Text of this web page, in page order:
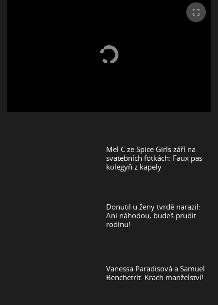
Mel C ze Spice Girls září na
svatebních fotkách: Faux pas
kolegyň z kapely
Donutil u ženy tvrdě narazil:
Ani náhodou, budeš prudit
rodinu!
Vanessa Paradisová a Samuel
Benchetrit: Krach manželství!